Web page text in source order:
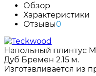
Обзор
Характеристики
Отзывы0
Напольный плинтус
Дуб Бремен 2.15 м.
Изготавливается из